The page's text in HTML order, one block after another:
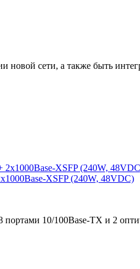
сети, а также быть
XSFP (240W, 48VDC)
10/100Base-TX и 2